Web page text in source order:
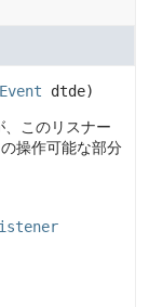
dtde)
、このリスナー
操作可能な部分